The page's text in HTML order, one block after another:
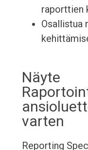
raporttien
Osallistua
Näyte
varten
Reporting